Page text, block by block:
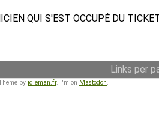
QUI S'EST OCCUPÉ DU
Links per
by idleman.fr. I'm on Mastodon.